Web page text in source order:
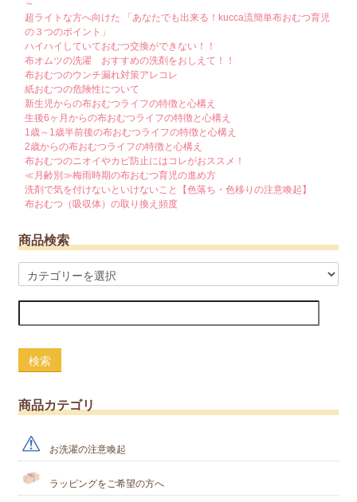
～
超ライトな方へ向けた 「あなたでも出来る！kucca流簡単布おむつ育児
の３つのポイント」
ハイハイしていておむつ交換ができない！！
布オムツの洗濯 おすすめの洗剤をおしえて！！
布おむつのウンチ漏れ対策アレコレ
紙おむつの危険性について
新生児からの布おむつライフの特徴と心構え
生後6ヶ月からの布おむつライフの特徴と心構え
1歳～1歳半前後の布おむつライフの特徴と心構え
2歳からの布おむつライフの特徴と心構え
布おむつのニオイやカビ防止にはコレがおススメ！
≪月齢別≫梅雨時期の布おむつ育児の進め方
洗剤で気を付けないといけないこと【色落ち・色移りの注意喚起】
布おむつ（吸収体）の取り換え頻度
商品検索
検索
商品カテゴリ
お洗濯の注意喚起
ラッピングをご希望の方へ